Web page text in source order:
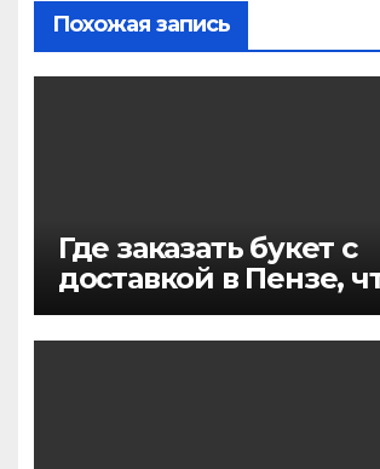
Похожая запись
Где заказать букет с
доставкой в Пензе,
цветы точно
приехали вовремя